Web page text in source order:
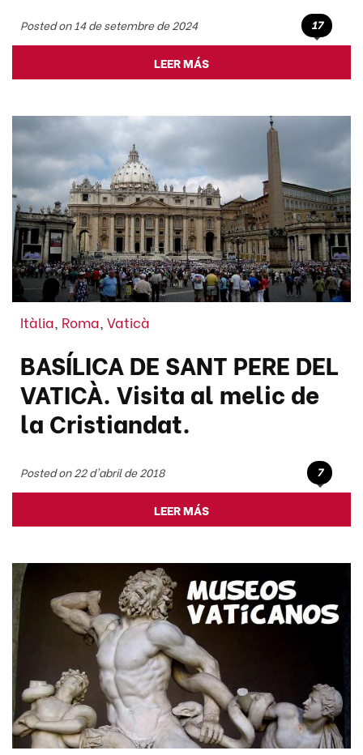
Posted on 14 de setembre de 2024 17
LEER MÁS
Itàlia Roma Vaticà
BASÍLICA DE SANT PERE DEL
VATICÀ. Visita al melic de
la Cristiandat.
Posted on 22 d'abril de 2018 7
LEER MÁS